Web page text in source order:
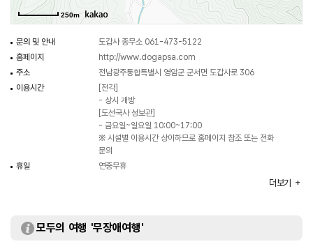
(출처 : 도갑사 홈페이지)
250m
문의 및 안내
도갑사 종무소 061-473-5122
홈페이지
http://www.dogapsa.com
주소
전남광주통합특별시 영암군 군서면 도갑사로 306
이용시간
[전각]
- 상시 개방
[도선국사 성보관]
- 금요일~일요일 10:00~17:00
※ 시설별 이용시간 상이하므로 홈페이지 참조 또는 전화
문의
휴일
연중무휴
이용가능시설
심검당 / 차 문화체험관 / 성보박물관 등
더보기
모두의 여행 '무장애여행'